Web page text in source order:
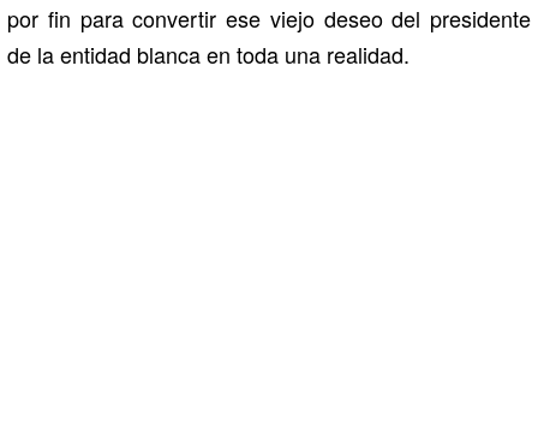
por fin para convertir ese viejo deseo del presidente
de la entidad blanca en toda una realidad.